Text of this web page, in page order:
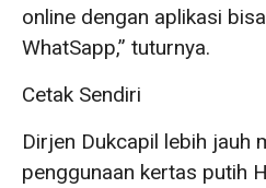
online dengan aplikasi
WhatSapp,” tuturnya.
Cetak Sendiri
Dirjen Dukcapil lebih jauh
penggunaan kertas putih